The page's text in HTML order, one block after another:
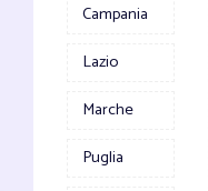
Campania
Lazio
Marche
Puglia